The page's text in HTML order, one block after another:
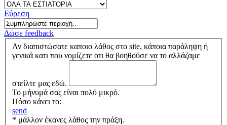
Εύρεση
Δώσε feedback
Αν διαπιστώσατε καποιο λάθος στο site, κάποια παράληψη ή
γενικά κατι που νομίζετε οτι θα βοηθούσε να το αλλάζαμε
στείλτε μας εδώ.
Το μήνυμά σας είναι πολύ μικρό.
Πόσο κάνει το:
send
* μάλλον έκανες λάθος την πράξη.